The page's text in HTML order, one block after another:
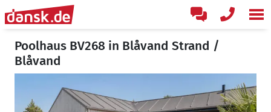
Poolhaus BV268 in Blåvand Strand /
Blåvand